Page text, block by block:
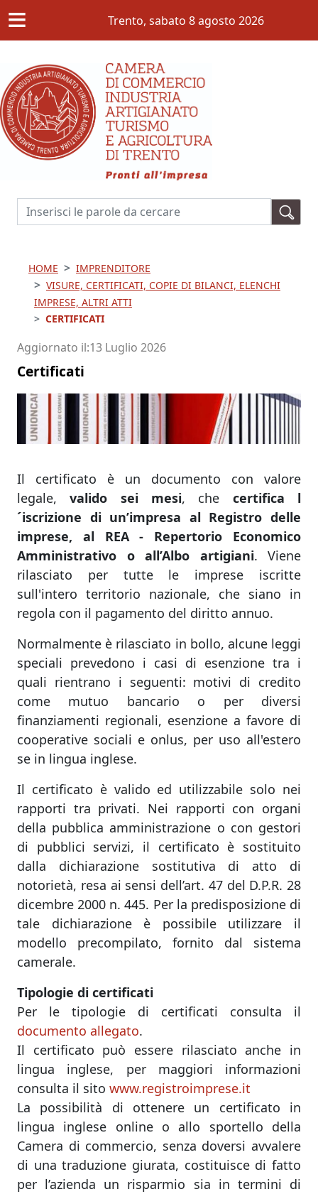
≡ Trento, sabato 8 agosto 2026
Cerca
HOME
IMPRENDITORE
VISURE, CERTIFICATI, COPIE DI BILANCI, ELENCHI
IMPRESE, ALTRI ATTI
CERTIFICATI
Aggiornato il 13 Luglio 2026
Certificati
Il certificato è un documento con valore
legale,valido sei mesi, che certifica l
´iscrizione di un’impresa al Registro delle
imprese, al REA - Repertorio Economico
Amministrativo o all’Albo artigiani. Viene
rilasciato per tutte le imprese iscritte
sull'intero territorio nazionale, che siano in
regola con il pagamento del diritto annuo.
Normalmente è rilasciato in bollo, alcune leggi
speciali prevedono i casi di esenzione tra i
quali rientrano i seguenti: motivi di credito
come mutuo bancario o per diversi
finanziamenti regionali, esenzione a favore di
cooperative sociali e onlus, per uso all'estero
se in lingua inglese.
Il certificato è valido ed utilizzabile solo nei
rapporti tra privati. Nei rapporti con organi
della pubblica amministrazione o con gestori
di pubblici servizi, il certificato è sostituito
dalla dichiarazione sostitutiva di atto di
notorietà, resa ai sensi dell’art. 47 del D.P.R. 28
dicembre 2000 n. 445. Per la predisposizione di
tale dichiarazione è possibile utilizzare il
modello precompilato, fornito dal sistema
camerale.
Tipologie di certificati
Per le tipologie di certificati consulta il
documento allegato.
Il certificato può essere rilasciato anche in
lingua inglese, per maggiori informazioni
consulta il sito www.registroimprese.it
La possibilità di ottenere un certificato in
lingua inglese online o allo sportello della
Camera di commercio, senza doversi avvalere
di una traduzione giurata, costituisce di fatto
per l’azienda un risparmio sia in termini di